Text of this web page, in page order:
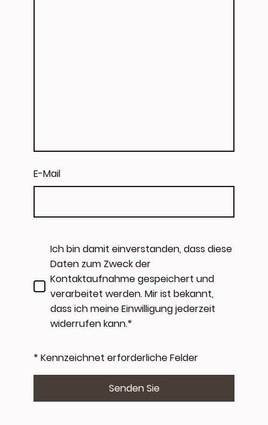
E-Mail
Ich bin damit einverstanden, dass diese
Daten zum Zweck der
Kontaktaufnahme gespeichert und
verarbeitet werden. Mir ist bekannt,
dass ich meine Einwilligung jederzeit
widerrufen kann.*
* Kennzeichnet erforderliche Felder
Senden Sie